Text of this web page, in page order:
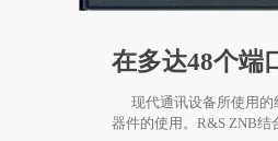
在多达48个端
现代通讯设备所使用的
器件的使用。R&S ZNB